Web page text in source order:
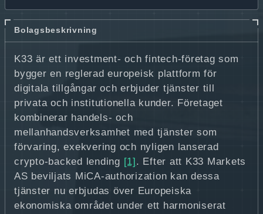
Bolagsbeskrivning
K33 är ett investment- och fintech-företag som
bygger en reglerad europeisk plattform för
digitala tillgångar och erbjuder tjänster till
privata och institutionella kunder. Företaget
kombinerar handels- och
mellanhandsverksamhet med tjänster som
förvaring, exekvering och nyligen lanserad
crypto-backed lending [1] . Efter att K33 Markets
AS beviljats MiCA‑authorization kan dessa
tjänster nu erbjudas över Europeiska
ekonomiska området under ett harmoniserat